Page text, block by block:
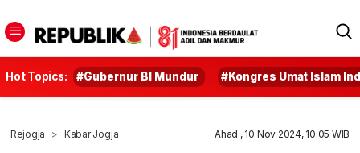
Hot Topics: #Gubernur BI Mundur #Kongres Umat Islam
Rejogja Kabar Jogja Ahad , 10 Nov 2024, 10:05 WIB